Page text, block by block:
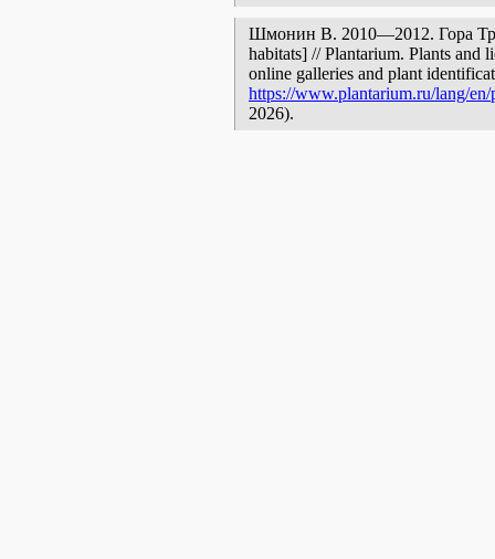
Шмонин В. 2010—2012. Гора
habitats] // Plantarium. Plants and
online galleries and plant
https://www.plantarium.ru/lang/en/
2026).